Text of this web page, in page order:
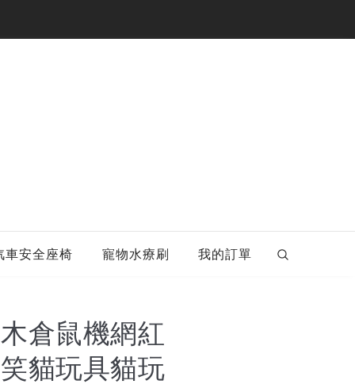
車安全座椅 寵物水療刷 我的訂單
倉鼠機網紅
貓玩具貓玩